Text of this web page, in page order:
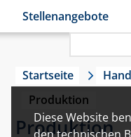
Diese Website
Stellenangebote
Startseite
Produktion
Produktion